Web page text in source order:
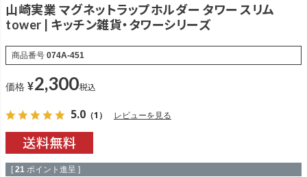
山崎実業 マグネットラップホルダー タワー スリム
tower | キッチン雑貨・タワーシリーズ
商品番号 074A-451
価格 ¥2,300税込
5.0 （1） レビューを見る
[ 21 ポイント進呈 ]